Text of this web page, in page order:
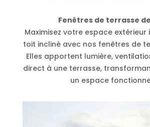
Fenêtres de terrasse
Maximisez votre espace extérieur
toit incliné avec nos fenêtres de
Elles apportent lumière,
direct à une terrasse,
un espace